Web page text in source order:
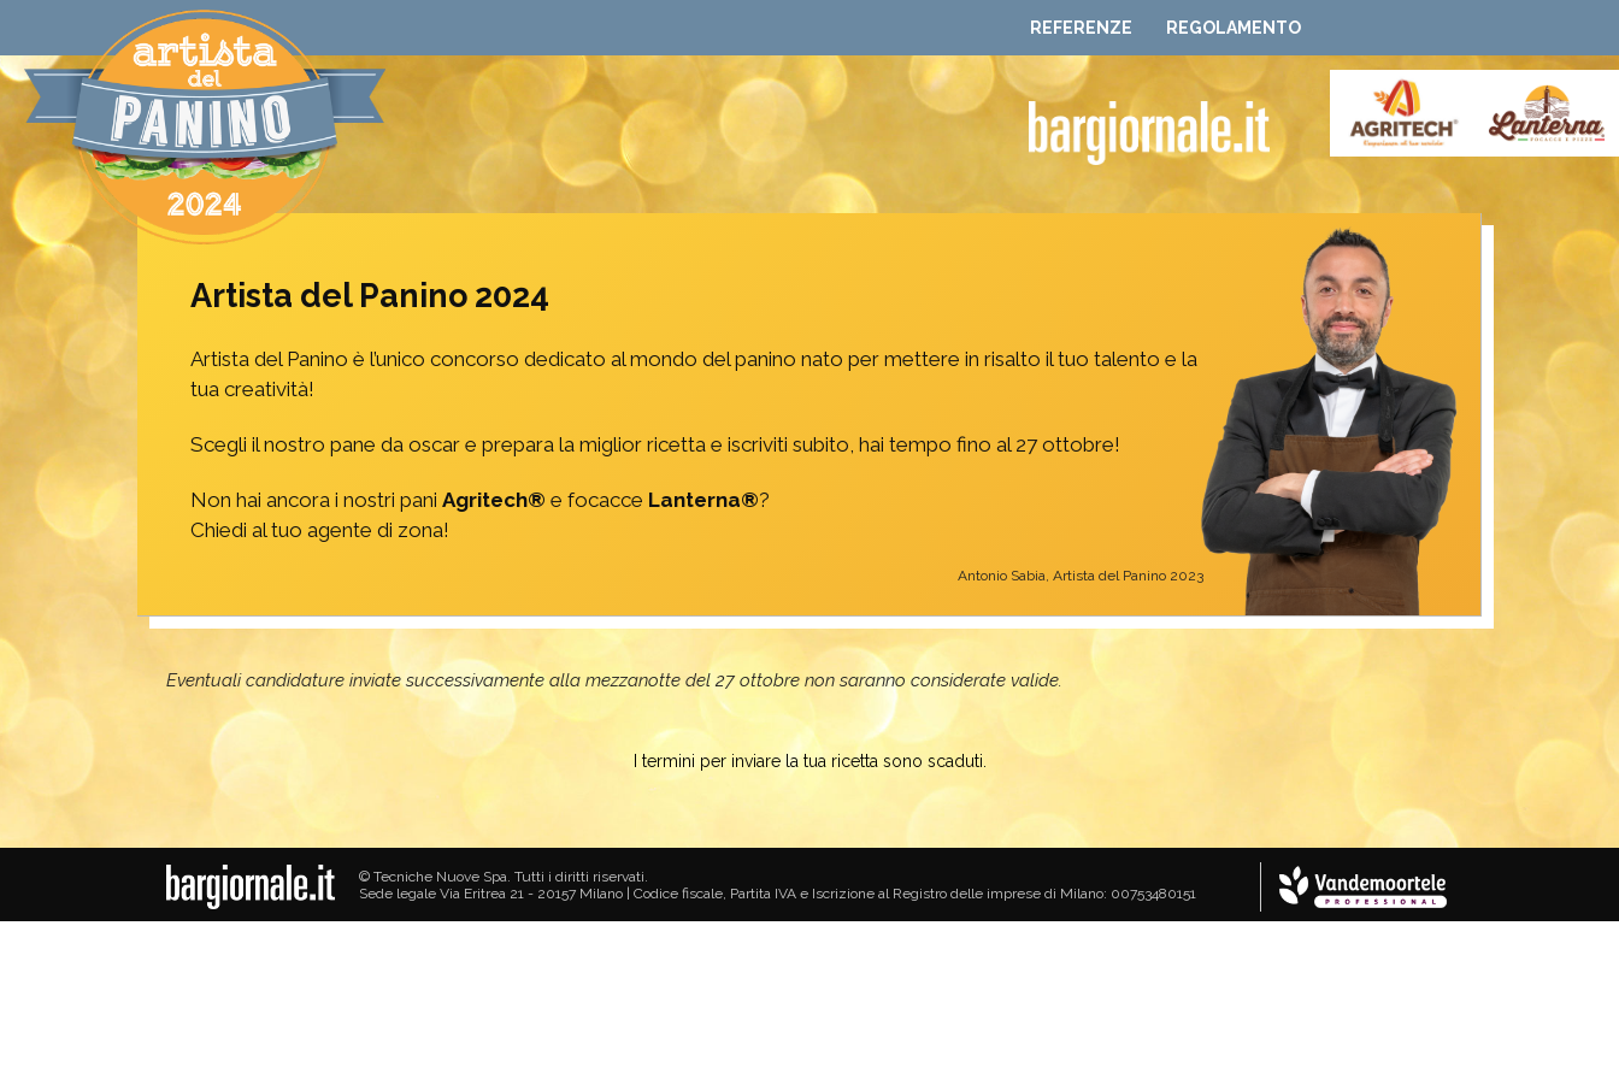
Bargiornale
REFERENZE REGOLAMENTO
Artista del Panino 2024
Artista del Panino è l’unico concorso dedicato al mondo del panino nato per mettere in risalto il tuo talento e la
tua creatività!
Scegli il nostro pane da oscar e prepara la miglior ricetta e iscriviti subito, hai tempo fino al 27 ottobre!
Non hai ancora i nostri pani Agritech® e focacce Lanterna®?
Chiedi al tuo agente di zona!
Antonio Sabia, Artista del Panino 2023
Eventuali candidature inviate successivamente alla mezzanotte del 27 ottobre non saranno considerate valide.
I termini per inviare la tua ricetta sono scaduti.
© Tecniche Nuove Spa. Tutti i diritti riservati.
Sede legale Via Eritrea 21 - 20157 Milano | Codice fiscale, Partita IVA e Iscrizione al Registro delle imprese di Milano: 00753480151